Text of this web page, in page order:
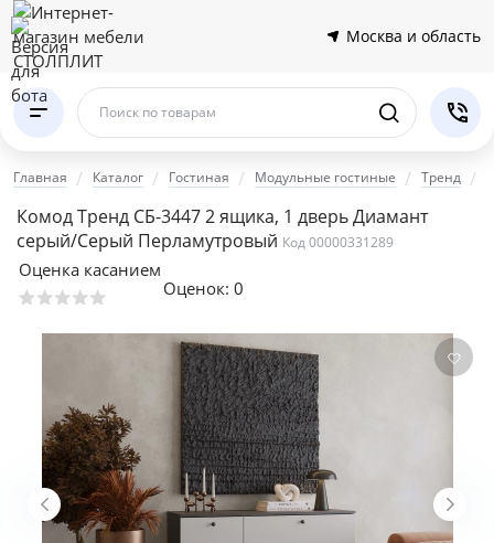
Москва и область
Поиск по товарам
Главная Каталог Гостиная Модульные гостиные Тренд
Комод Тренд СБ-3447 2 ящика, 1 дверь Диамант
серый/Серый Перламутровый Код 00000331289
Оценка касанием
Оценок: 0